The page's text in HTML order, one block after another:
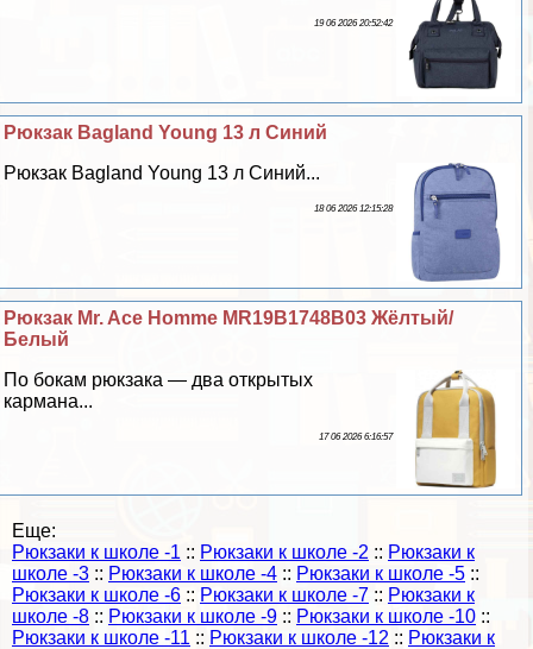
19 06 2026 20:52:42
Рюкзак Bagland Young 13 л Синий
Рюкзак Bagland Young 13 л Синий...
18 06 2026 12:15:28
Рюкзак Mr. Ace Homme MR19B1748B03 Жёлтый/
Белый
По бокам рюкзака — два открытых
кармана...
17 06 2026 6:16:57
Еще:
Рюкзаки к школе -1 :: Рюкзаки к школе -2 :: Рюкзаки к
школе -3 :: Рюкзаки к школе -4 :: Рюкзаки к школе -5 ::
Рюкзаки к школе -6 :: Рюкзаки к школе -7 :: Рюкзаки к
школе -8 :: Рюкзаки к школе -9 :: Рюкзаки к школе -10 ::
Рюкзаки к школе -11 :: Рюкзаки к школе -12 :: Рюкзаки к